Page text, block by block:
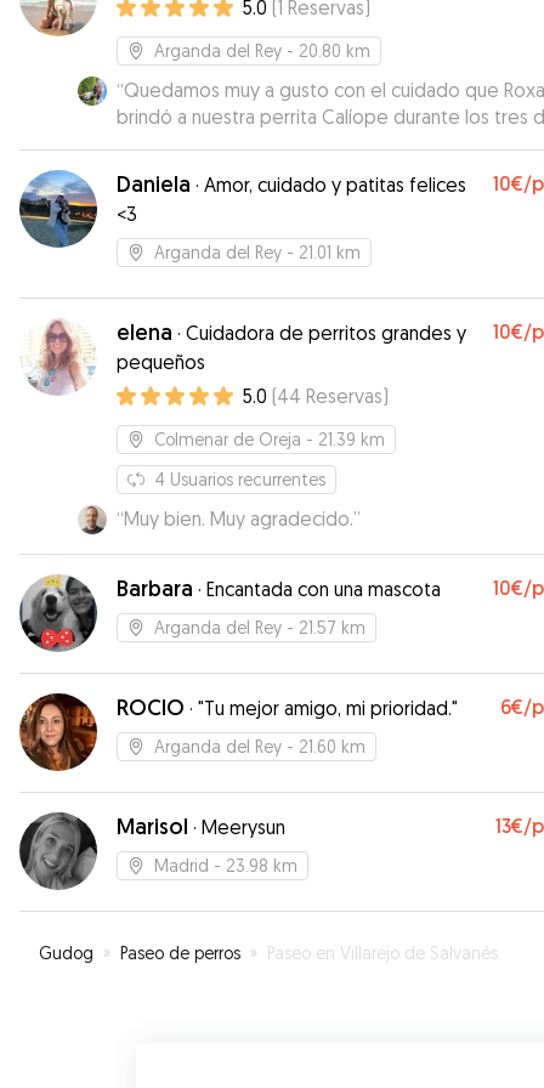
5.0 (1 Reservas)
Arganda del Rey - 20.80 km
“Quedamos muy a gusto con el cuidado que
brindó a nuestra perrita Calíope durante los tres
Calíope es una perrita miedosa, pero Roxanny
mucha paciencia y supo ganarse su confianza con
cariño y respeto. Agradecemos también que nos
mantenido informados con fotos y resúmenes del
lo que nos dio mucha tranquilidad mientras
cuidado!”
Daniela · Amor, cuidado y patitas felices
<3
10€/
Arganda del Rey - 21.01 km
elena · Cuidadora de perritos grandes y
pequeños
10€/
5.0 (44 Reservas)
Colmenar de Oreja - 21.39 km
4 Usuarios recurrentes
“Muy bien. Muy agradecido.”
Barbara · Encantada con una mascota 10€/
Arganda del Rey - 21.57 km
ROCIO · "Tu mejor amigo, mi prioridad." 6€/
Arganda del Rey - 21.60 km
Marisol · Meerysun 13€/
Madrid - 23.98 km
Gudog » Paseo de perros » Paseo en Villarejo de Salvanés